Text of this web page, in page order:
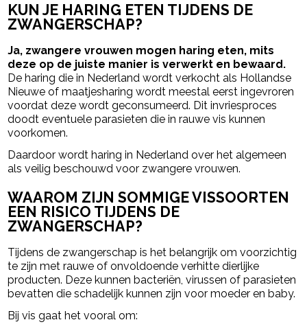
KUN JE HARING ETEN TIJDENS DE
ZWANGERSCHAP?
Ja, zwangere vrouwen mogen haring eten, mits
deze op de juiste manier is verwerkt en bewaard.
De haring die in Nederland wordt verkocht als Hollandse
Nieuwe of maatjesharing wordt meestal eerst ingevroren
voordat deze wordt geconsumeerd. Dit invriesproces
doodt eventuele parasieten die in rauwe vis kunnen
voorkomen.
Daardoor wordt haring in Nederland over het algemeen
als veilig beschouwd voor zwangere vrouwen.
WAAROM ZIJN SOMMIGE VISSOORTEN
EEN RISICO TIJDENS DE
ZWANGERSCHAP?
Tijdens de zwangerschap is het belangrijk om voorzichtig
te zijn met rauwe of onvoldoende verhitte dierlijke
producten. Deze kunnen bacteriën, virussen of parasieten
bevatten die schadelijk kunnen zijn voor moeder en baby.
Bij vis gaat het vooral om: